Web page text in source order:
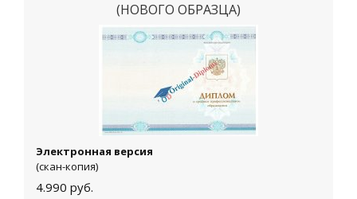
(НОВОГО ОБРАЗЦА)
Москва
Электронная версия
(скан-копия)
4.990 руб.